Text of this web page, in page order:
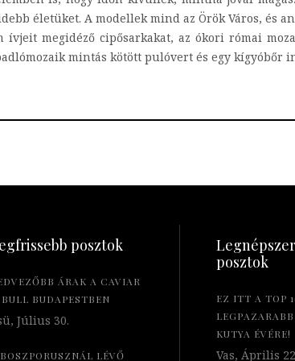
életüket. A modellek mind az Örök Város, és
ívjeit megidéző cipősarkakat, az ókori római
mintás kötött pulóvert és egy kígyóbőr
posztok
ÁRAK A CAVIAR
BUDAPESTBEN
Július 30.
LÉVŐ
posztok
EZ ITT A TOP
KUTYA ÉVÉRE!
Vas, Április